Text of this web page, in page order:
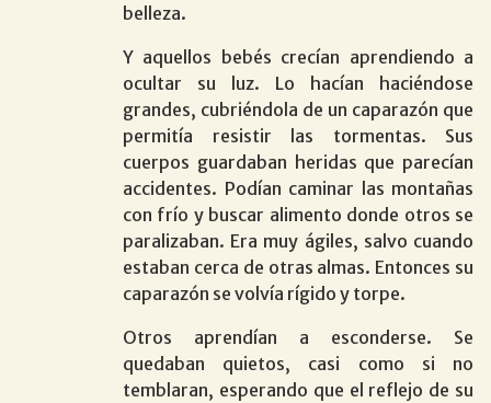
belleza.
Y aquellos bebés crecían aprendiendo a
ocultar su luz. Lo hacían haciéndose
grandes, cubriéndola de un caparazón que
permitía resistir las tormentas. Sus
cuerpos guardaban heridas que parecían
accidentes. Podían caminar las montañas
con frío y buscar alimento donde otros se
paralizaban. Era muy ágiles, salvo cuando
estaban cerca de otras almas. Entonces su
caparazón se volvía rígido y torpe.
Otros aprendían a esconderse. Se
quedaban quietos, casi como si no
temblaran, esperando que el reflejo de su